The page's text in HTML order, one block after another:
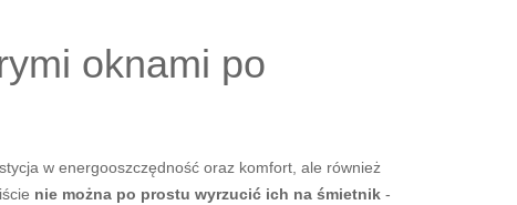
oknami po
w energooszczędność oraz komfort, ale również
nie można po prostu wyrzucić ich na śmietnik -